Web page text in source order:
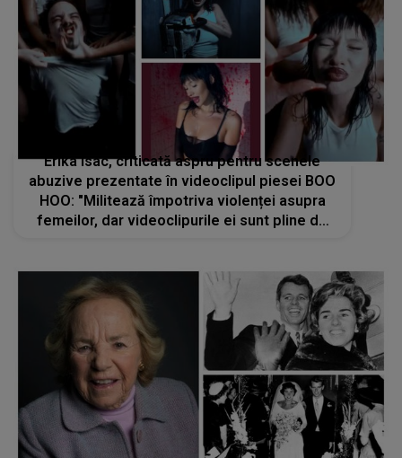
Erika Isac, criticată aspru pentru scenele
abuzive prezentate în videoclipul piesei BOO
HOO: "Militează împotriva violenței asupra
femeilor, dar videoclipurile ei sunt pline de